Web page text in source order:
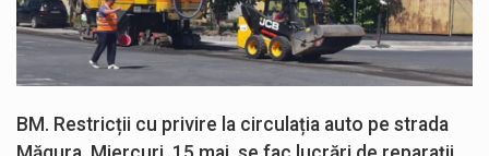
BM. Restricții cu privire la circulația auto pe strada